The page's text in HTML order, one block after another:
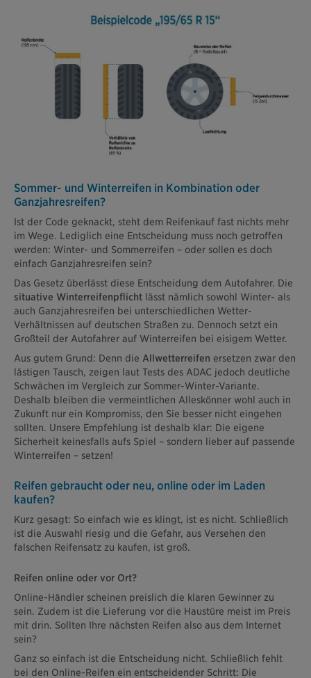
Sommer- und Winterreifen in Kombination oder
Ganzjahresreifen?
Ist der Code geknackt, steht dem Reifenkauf fast nichts mehr
im Wege. Lediglich eine Entscheidung muss noch getroffen
werden: Winter- und Sommerreifen – oder sollen es doch
einfach Ganzjahresreifen sein?
Das Gesetz überlässt diese Entscheidung dem Autofahrer. Die
situative Winterreifenpflicht lässt nämlich sowohl Winter- als
auch Ganzjahresreifen bei unterschiedlichen Wetter-
Verhältnissen auf deutschen Straßen zu. Dennoch setzt ein
Großteil der Autofahrer auf Winterreifen bei eisigem Wetter.
Aus gutem Grund: Denn die Allwetterreifen ersetzen zwar den
lästigen Tausch, zeigen laut Tests des ADAC jedoch deutliche
Schwächen im Vergleich zur Sommer-Winter-Variante.
Deshalb bleiben die vermeintlichen Alleskönner wohl auch in
Zukunft nur ein Kompromiss, den Sie besser nicht eingehen
sollten. Unsere Empfehlung ist deshalb klar: Die eigene
Sicherheit keinesfalls aufs Spiel – sondern lieber auf passende
Winterreifen – setzen!
Reifen gebraucht oder neu, online oder im Laden
kaufen?
Kurz gesagt: So einfach wie es klingt, ist es nicht. Schließlich
ist die Auswahl riesig und die Gefahr, aus Versehen den
falschen Reifensatz zu kaufen, ist groß.
Reifen online oder vor Ort?
Online-Händler scheinen preislich die klaren Gewinner zu
sein. Zudem ist die Lieferung vor die Haustüre meist im Preis
mit drin. Sollten Ihre nächsten Reifen also aus dem Internet
sein?
Ganz so einfach ist die Entscheidung nicht. Schließlich fehlt
bei den Online-Reifen ein entscheidender Schritt: Die